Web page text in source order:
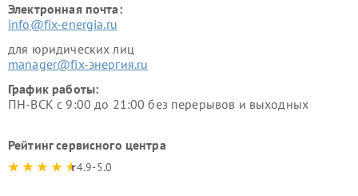
Электронная почта:
info@fix-energia.ru
для юридических лиц
manager@fix-энергия.ru
График работы:
ПН-ВСК с 9:00 до 21:00 без перерывов и выходных
Рейтинг сервисного центра
4.9-5.0